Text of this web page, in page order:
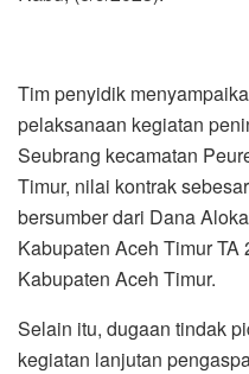
Tim penyidik
pelaksanaan kegiatan
Seubrang kecamatan
Timur, nilai kontrak
bersumber dari Dana
Kabupaten Aceh Timur
Kabupaten Aceh Timur.
Selain itu, dugaan tindak
kegiatan lanjutan